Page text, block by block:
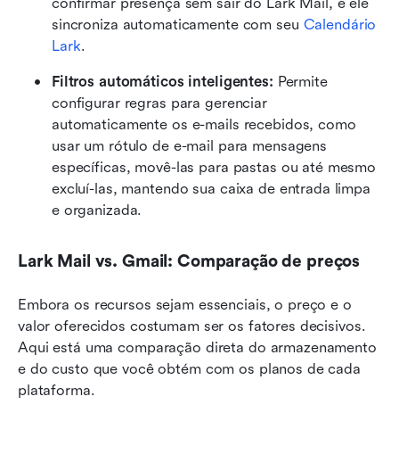
sincroniza automaticamente com seu Calendário
Lark.
Filtros automáticos inteligentes: Permite
configurar regras para gerenciar
automaticamente os e-mails recebidos, como
usar um rótulo de e-mail para mensagens
específicas, movê-las para pastas ou até mesmo
excluí-las, mantendo sua caixa de entrada limpa
e organizada.
Lark Mail vs. Gmail: Comparação de preços
Embora os recursos sejam essenciais, o preço e o
valor oferecidos costumam ser os fatores decisivos.
Aqui está uma comparação direta do armazenamento
e do custo que você obtém com os planos de cada
plataforma.